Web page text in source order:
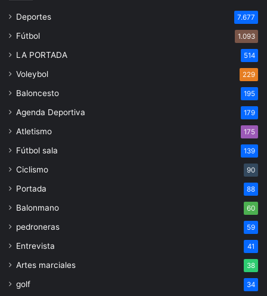
Deportes 7.677
Fútbol 1.093
LA PORTADA 514
Voleybol 229
Baloncesto 195
Agenda Deportiva 179
Atletismo 175
Fútbol sala 139
Ciclismo 90
Portada 88
Balonmano 60
pedroneras 59
Entrevista 41
Artes marciales 38
golf 34